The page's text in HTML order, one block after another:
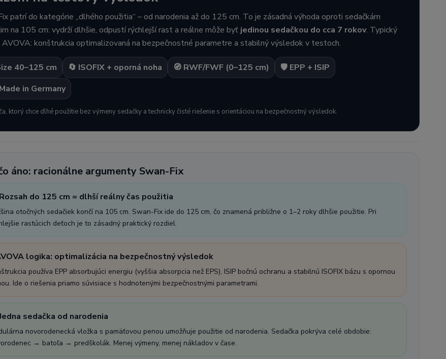
patrí do kategórie „dlhého použitia“ – od narodenia až do 125 cm. To je zásadná výhoda oproti sedačkám
na 105 cm: vydrží dlhšie, odpustí rýchlejší rast a reálne môže byť jedinou sedačkou do cca 7 rokov. Typický
konštrukcia optimalizovaná na bezpečnostné parametre a stabilný výsledok v testoch.
40–125 cm 🔄 ISOFIX + oporná noha 🧭 RWF/FWF (0–125 cm)
🛡️ EPP + ISIP
in Germany
ktorý chce dlhé použitie bez výmeny sedačky a technicky čisté riešenie s orientáciou na bezpečnostný výsledok.
áno: racionálne argumenty Swan-Fix
do 125 cm = dlhší reálny čas použitia
otočných sedačiek končí na 105 cm. Swan-Fix ide do 125 cm, čo znamená približne o 1–2 roky dlhšie použitie. Pri
rastúcich deťoch je to zásadný praktický rozdiel.
logika: optimalizácia na bezpečnostný výsledok
používa EPP absorbujúci energiu (vyššia absorpcia než EPS), ISIP bočnú ochranu a stabilnú ISOFIX bázu s opornou
Ide o riešenia priamo súvisiace s hodnotenými bezpečnostnými parametrami.
sedačka od narodenia
novorodenecká vložka s pamäťovou penou umožňuje použitie od narodenia. Sedačka pokrýva celé obdobie:
→ batoľa → predškolák. Menej výmeny, menej nákladov v čase.